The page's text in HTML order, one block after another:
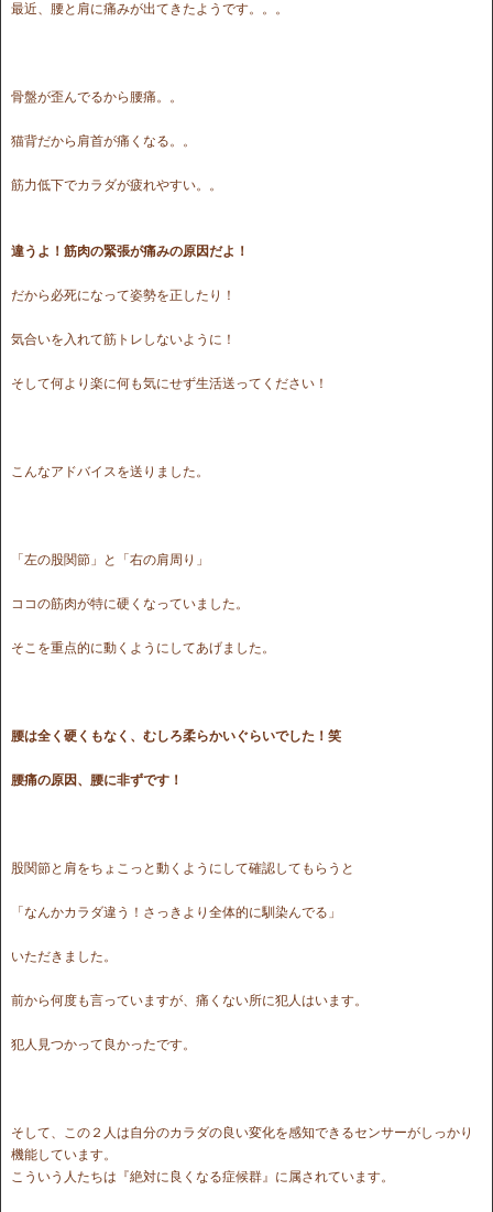
最近、腰と肩に痛みが出てきたようです。。。
骨盤が歪んでるから腰痛。。
猫背だから肩首が痛くなる。。
筋力低下でカラダが疲れやすい。。
違うよ！筋肉の緊張が痛みの原因だよ！
だから必死になって姿勢を正したり！
気合いを入れて筋トレしないように！
そして何より楽に何も気にせず生活送ってください！
こんなアドバイスを送りました。
「左の股関節」と「右の肩周り」
ココの筋肉が特に硬くなっていました。
そこを重点的に動くようにしてあげました。
腰は全く硬くもなく、むしろ柔らかいぐらいでした！笑
腰痛の原因、腰に非ずです！
股関節と肩をちょこっと動くようにして確認してもらうと
「なんかカラダ違う！さっきより全体的に馴染んでる」
いただきました。
前から何度も言っていますが、痛くない所に犯人はいます。
犯人見つかって良かったです。
そして、この２人は自分のカラダの良い変化を感知できるセンサーがしっかり
機能しています。
こういう人たちは『絶対に良くなる症候群』に属されています。